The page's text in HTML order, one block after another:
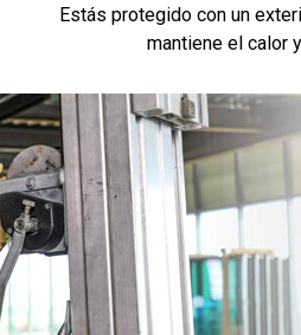
Estás protegido con un
mantiene el calor